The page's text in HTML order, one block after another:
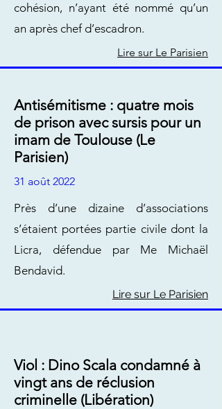
cohésion, n’ayant été nommé qu’un
an après chef d’escadron.
Lire sur Le Parisien
Antisémitisme : quatre mois
de prison avec sursis pour un
imam de Toulouse (Le
Parisien)
31 août 2022
Près d’une dizaine d’associations
s’étaient portées partie civile dont la
Licra, défendue par Me Michaël
Bendavid.
Lire sur Le Parisien
Viol : Dino Scala condamné à
vingt ans de réclusion
criminelle (Libération)